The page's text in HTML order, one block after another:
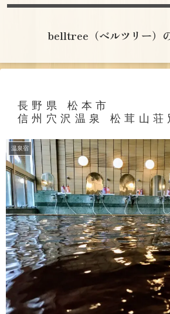
belltree（ベルツリー）
長野県 松本市
信州穴沢温泉 松茸山荘
温泉宿